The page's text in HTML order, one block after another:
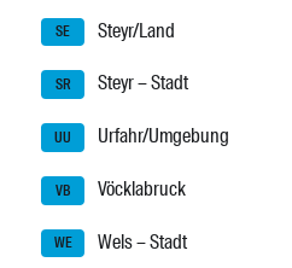
SE Steyr/Land
SR Steyr – Stadt
UU Urfahr/Umgebung
VB Vöcklabruck
WE Wels – Stadt